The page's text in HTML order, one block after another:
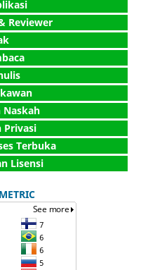
Reviewer
Naskah
Privasi
Terbuka
Lisensi